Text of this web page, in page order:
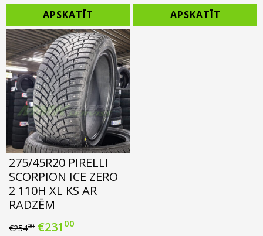
price
was:
€239.00.
price
is:
€216.00.
APSKATĪT
price
was:
price
is:
APSKATĪT
275/45R20 PIRELLI
SCORPION ICE ZERO
2 110H XL KS AR
RADZĒM
€25400 Original
€231 00